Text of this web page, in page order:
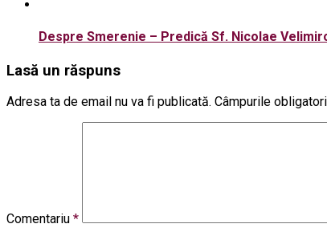
Despre Smerenie – Predică Sf. Nicolae
Lasă un răspuns
Adresa ta de email nu va fi publicată. Câmpurile
Comentariu *